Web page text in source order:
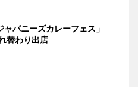
ャパニーズカレーフェス」
替わり出店